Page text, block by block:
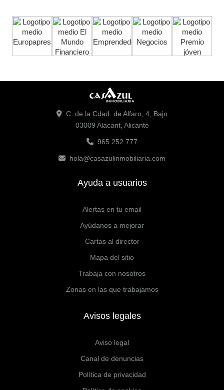
C. de la Cdad. de Alfaro, 4, Bajo
03009 Alacant, Alicante
965 252 777
hola@casazulinmobiliaria.com
Ayuda a usuarios
Alertas en tu email
Ayúdanos a mejorar
Cartas al director
Mapa del sitio
Trabaja con nosotros
Zonas en las que trabajamos
Avisos legales
Aviso legal
Canal de denuncias
Política de privacidad